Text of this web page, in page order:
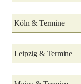
Köln & Termine
Leipzig & Termine